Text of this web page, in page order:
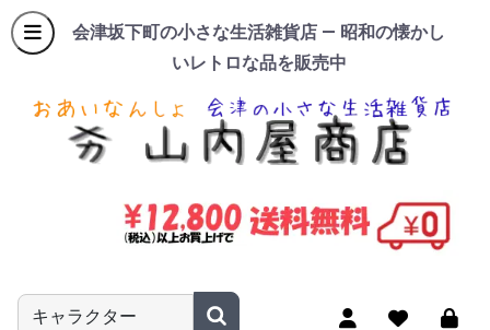
会津坂下町の小さな生活雑貨店 — 昭和の懐かし
いレトロな品を販売中
商品名やキーワードを入力